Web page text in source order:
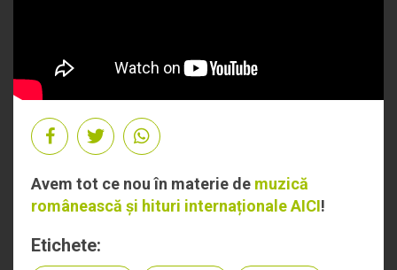
Avem tot ce nou în materie de muzică
românească și hituri internaționale AICI!
Etichete: